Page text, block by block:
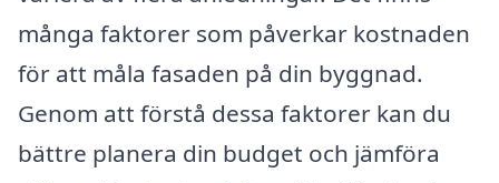
många faktorer som påverkar kostnaden
för att måla fasaden på din byggnad.
Genom att förstå dessa faktorer kan du
bättre planera din budget och jämföra